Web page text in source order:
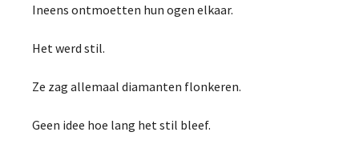
Ineens ontmoetten hun ogen elkaar.
Het werd stil.
Ze zag allemaal diamanten flonkeren.
Geen idee hoe lang het stil bleef.